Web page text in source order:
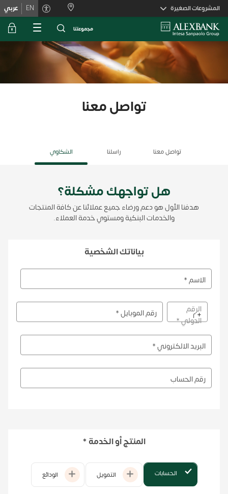
Skiplinks
المشروعات الصغيرة EN عربي
ﻣﺟﻣوﻋﺗﻧﺎ
تواصل معنا
تواصل معنا راسلنا الشكاوي
هل تواجهك مشكلة؟
هدفنا الأول هو دعم ورضاء جميع عملائنا عن كافة المنتجات
والخدمات البنكية ومستوي خدمة العملاء.
بياناتك الشخصية
الاسم *
الرقم
الدولي *
+ رقم الموبايل *
البريد الالكتروني *
رقم الحساب
المنتج أو الخدمة *
الحسابات التمويل الودائع